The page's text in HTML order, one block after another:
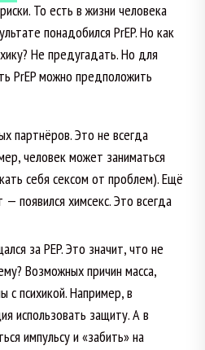
То есть в жизни человека
понадобился PrEP. Но как
Не предугадать. Но для
PrEP можно предположить
партнёров. Это не всегда
человек может заниматься
себя сексом от проблем). Ещё
появился химсекс. Это всегда
за PEP. Это значит, что не
Возможных причин масса,
с психикой. Например, в
использовать защиту. А в
импульсу и «забить» на